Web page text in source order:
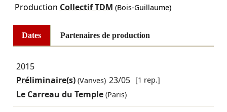
Production Collectif TDM (Bois-Guillaume)
Dates Partenaires de production
2015
Préliminaire(s)(Vanves) 23/05 [1 rep.]
Le Carreau du Temple (Paris)